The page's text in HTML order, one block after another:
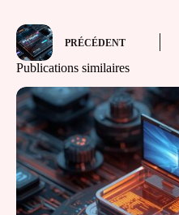
PRÉCÉDENT
Publications similaires